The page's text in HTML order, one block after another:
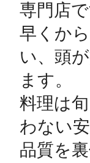
専門店で
早くか
い、頭
ます。
料理は
わない
品質を